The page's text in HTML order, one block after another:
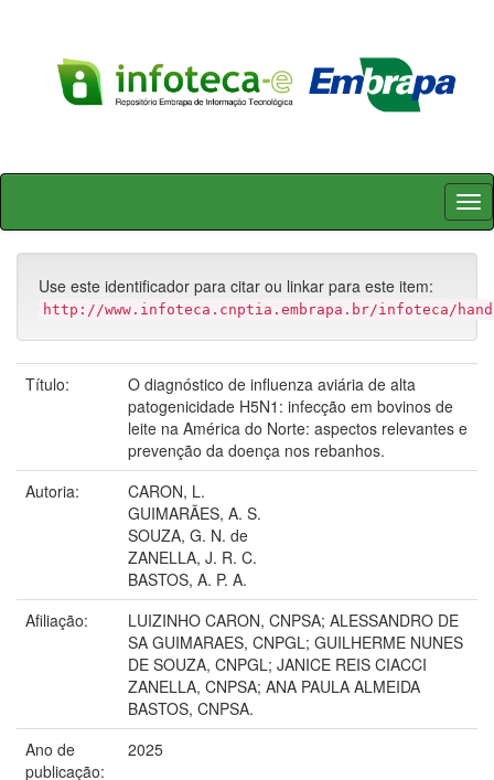
Skip
Use este identificador para citar ou linkar para este item:
http://www.infoteca.cnptia.embrapa.br/infoteca/
Título:
O diagnóstico de influenza aviária de alta
patogenicidade H5N1: infecção em bovinos de
leite na América do Norte: aspectos relevantes e
prevenção da doença nos rebanhos.
Autoria:
CARON, L.
GUIMARÃES, A. S.
SOUZA, G. N. de
ZANELLA, J. R. C.
BASTOS, A. P. A.
Afiliação:
LUIZINHO CARON, CNPSA; ALESSANDRO DE
SA GUIMARAES, CNPGL; GUILHERME NUNES
DE SOUZA, CNPGL; JANICE REIS CIACCI
ZANELLA, CNPSA; ANA PAULA ALMEIDA
BASTOS, CNPSA.
Ano de
publicação:
2025